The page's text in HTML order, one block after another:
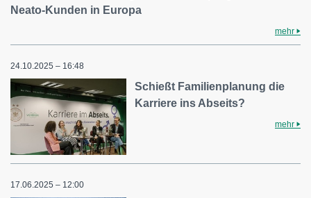
Neato-Kunden in Europa
mehr
24.10.2025 – 16:48
Schießt Familienplanung die
Karriere ins Abseits?
mehr
17.06.2025 – 12:00